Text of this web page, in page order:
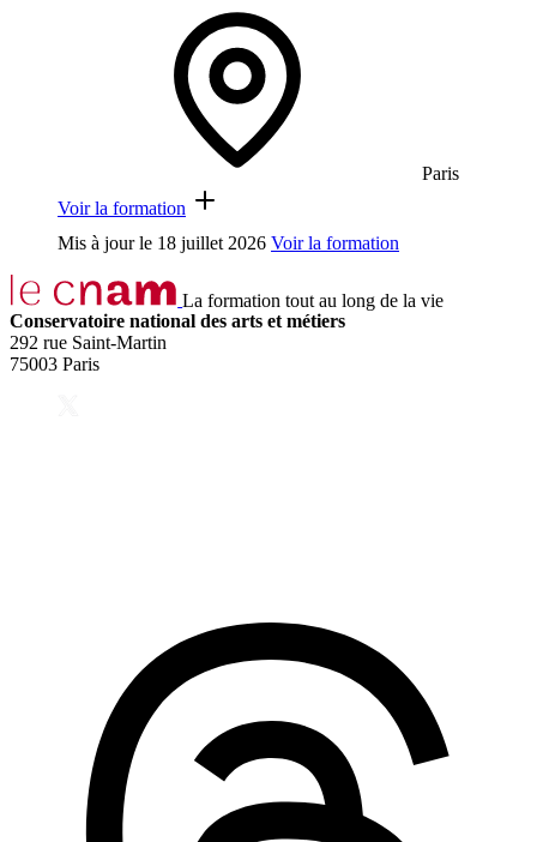
Paris
Voir la formation
Mis à jour le 18 juillet 2026 Voir la formation
La formation tout au long de la vie
Conservatoire national des arts et métiers
292 rue Saint-Martin
75003 Paris